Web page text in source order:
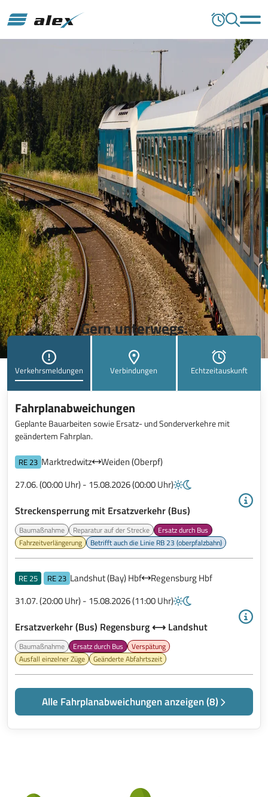
Gern unterwegs.
Verkehrsmeldungen Verbindungen Echtzeitauskunft
Fahrplanabweichungen
Geplante Bauarbeiten sowie Ersatz- und Sonderverkehre mit
geändertem Fahrplan.
RE 23 Marktredwitz
Weiden (Oberpf)
27.06. (00:00 Uhr) - 15.08.2026 (00:00 Uhr)
Streckensperrung mit Ersatzverkehr (Bus)
Baumaßnahme Reparatur auf der Strecke
Ersatz durch Bus
Fahrzeitverlängerung
Betrifft auch die Linie RB 23 (oberpfalzbahn)
RE 25 RE 23 Landshut (Bay) Hbf
Regensburg Hbf
31.07. (20:00 Uhr) - 15.08.2026 (11:00 Uhr)
Ersatzverkehr (Bus) Regensburg ⟷ Landshut
Baumaßnahme Ersatz durch Bus
Verspätung
Ausfall einzelner Züge
Geänderte Abfahrtszeit
Alle Fahrplanabweichungen anzeigen (8)